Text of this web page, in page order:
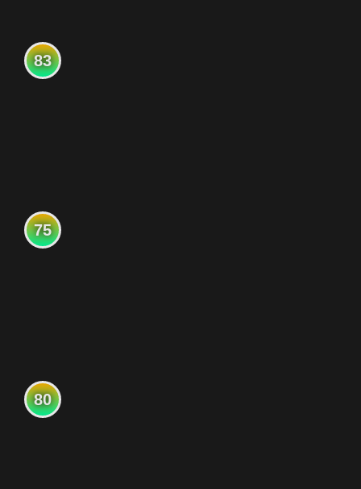
83
75
80